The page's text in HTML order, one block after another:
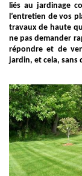
liés au jardinage
l’entretien de vos
travaux de haute
ne pas demander
répondre et de
jardin, et cela, sans